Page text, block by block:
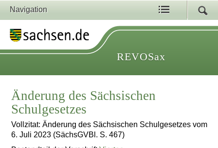
Navigation
REVOSax
Änderung des Sächsischen
Schulgesetzes
Vollzitat: Änderung des Sächsischen Schulgesetzes vom
6. Juli 2023 (SächsGVBl. S. 467)